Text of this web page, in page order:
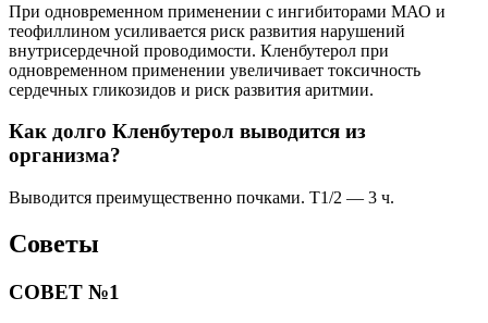
При одновременном применении с ингибиторами МАО и
теофиллином усиливается риск развития нарушений
внутрисердечной проводимости. Кленбутерол при
одновременном применении увеличивает токсичность
сердечных гликозидов и риск развития аритмии.
Как долго Кленбутерол выводится из
организма?
Выводится преимущественно почками. T1/2 — 3 ч.
Советы
СОВЕТ №1